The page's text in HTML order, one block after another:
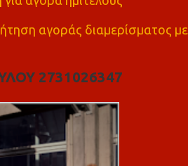
αγοράς διαμερίσματος με
2731026347